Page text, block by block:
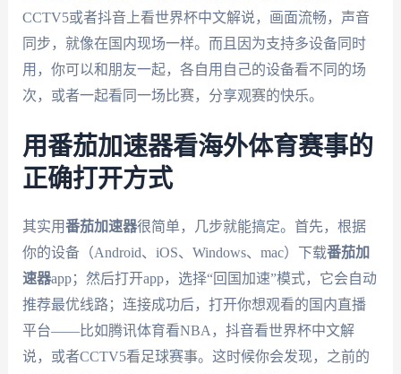
CCTV5或者抖音上看世界杯中文解说，画面流畅，声音
同步，就像在国内现场一样。而且因为支持多设备同时
用，你可以和朋友一起，各自用自己的设备看不同的场
次，或者一起看同一场比赛，分享观赛的快乐。
用番茄加速器看海外体育赛事的
正确打开方式
其实用番茄加速器很简单，几步就能搞定。首先，根据
你的设备（Android、iOS、Windows、mac）下载番茄加
速器app；然后打开app，选择“回国加速”模式，它会自动
推荐最优线路；连接成功后，打开你想观看的国内直播
平台——比如腾讯体育看NBA，抖音看世界杯中文解
说，或者CCTV5看足球赛事。这时候你会发现，之前的